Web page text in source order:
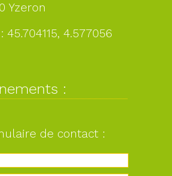
Yzeron
45.704115, 4.577056
:
de contact :